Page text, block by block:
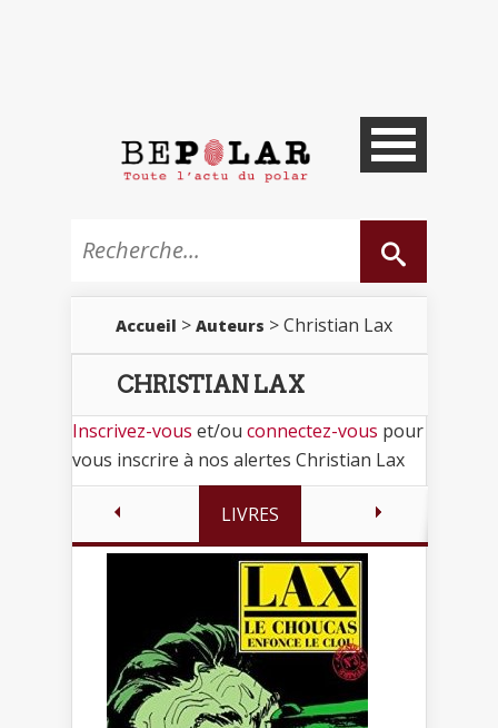
Accueil > Auteurs > Christian Lax
CHRISTIAN LAX
Inscrivez-vous et/ou connectez-vous pour
vous inscrire à nos alertes Christian Lax
LIVRES